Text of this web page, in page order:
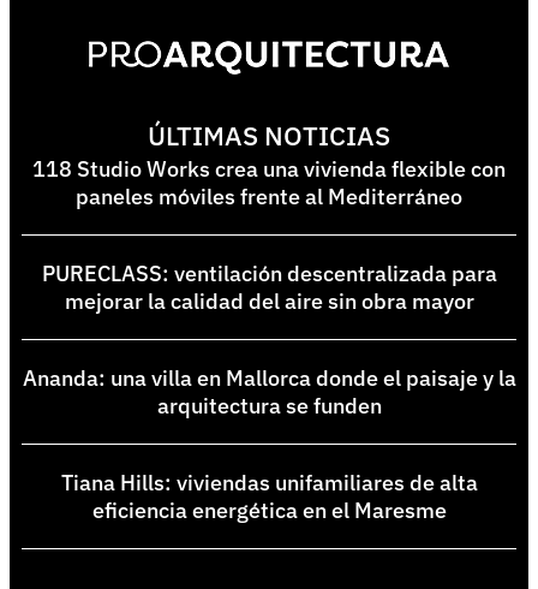
ÚLTIMAS NOTICIAS
118 Studio Works crea una vivienda flexible con
paneles móviles frente al Mediterráneo
PURECLASS: ventilación descentralizada para
mejorar la calidad del aire sin obra mayor
Ananda: una villa en Mallorca donde el paisaje y la
arquitectura se funden
Tiana Hills: viviendas unifamiliares de alta
eficiencia energética en el Maresme